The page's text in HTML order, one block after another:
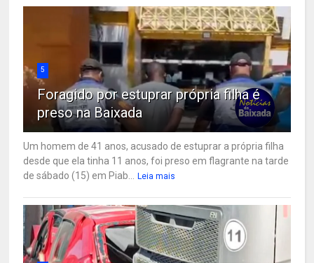
5
Foragido por estuprar própria filha é
preso na Baixada
Um homem de 41 anos, acusado de estuprar a própria filha
desde que ela tinha 11 anos, foi preso em flagrante na tarde
de sábado (15) em Piab...
Leia mais